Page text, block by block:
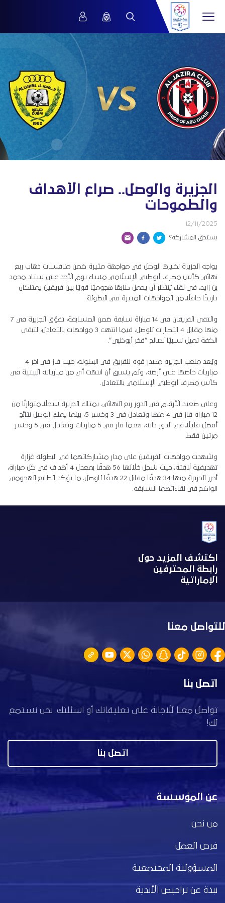
الجزيرة والوصل.. صراع الأهداف
والطموحات
12/11/2025
يستحق المشاركة؟
يواجه الجزيرة نظيره الوصل في مواجهة مثيرة ضمن منافسات ذهاب ربع
نهائي كأس مصرف أبوظبي الإسلامي مساء يوم الأحد على ستاد محمد
بن زايد، في لقاء يُنتظر أن يحمل طابعًا هجوميًا قويًا بين فريقين يمتلكان
تاريخًا حافلًا من المواجهات المثيرة في البطولة.
والتقى الفريقان في 14 مباراة سابقة ضمن المسابقة، تفوّق الجزيرة في 7
منها مقابل 4 انتصارات للوصل، فيما انتهت 3 مواجهات بالتعادل، لتبقى
الكفة تميل نسبيًا لصالح “فخر أبوظبي”.
ويُعد ملعب الجزيرة مصدر قوة للفريق في البطولة، حيث فاز في آخر 4
مباريات خاضها على أرضه، ولم يسبق أن انتهت أي من مبارياته البيتية في
كأس مصرف أبوظبي الإسلامي بالتعادل.
وعلى صعيد الأرقام في الدور ربع النهائي، يمتلك الجزيرة سجلًا متوازنًا من
12 مباراة فاز في 4 منها وتعادل في 3 وخسر 5، بينما يملك الوصل نتائج
أفضل قليلًا في الدور ذاته، بعدما فاز في 5 مباريات وتعادل في 5 وخسر
مرتين فقط.
وشهدت مواجهات الفريقين على مدار مشاركاتهما في البطولة غزارة
تهديفية لافتة، حيث سُجل خلالها 56 هدفًا بمعدل 4 أهداف في كل مباراة،
أحرز الجزيرة منها 34 هدفًا مقابل 22 هدفًا للوصل، ما يؤكد الطابع الهجومي
الواضح في لقاءاتهما السابقة.
اكتشف المزيد حول
رابطة المحترفين
الإماراتية
للتواصل معنا
اتصل بنا
تواصل معنا للاجابة على تعليقاتك أو اسئلتك. نحن نستمع
لك!
اتصل بنا
عن المؤسسة
من نحن
فرص العمل
المسؤولية المجتمعية
نبذة عن تراخيص الأندية